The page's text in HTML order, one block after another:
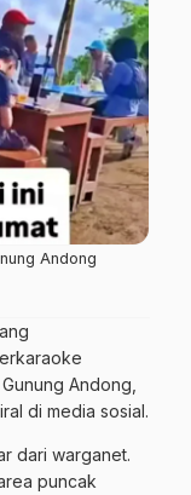
Andong
Andong,
di media sosial.
dari warganet.
puncak